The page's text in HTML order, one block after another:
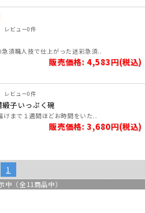
レビュー0件
須職人技で仕上がった迷彩急須..
販売価格: 4,583円(税込)
レビュー0件
子いっぷく碗
けまで１週間ほどお時間をいた..
販売価格: 3,680円(税込)
1
中（全 11商品中）